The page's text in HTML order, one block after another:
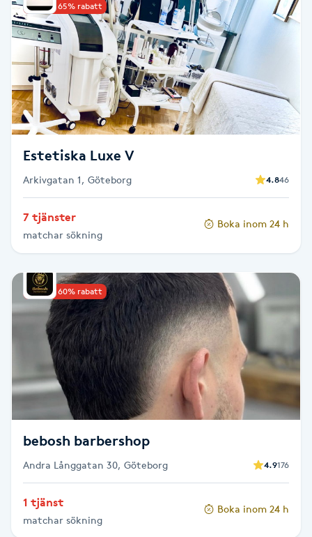
Brynformning
Brynfärgning
Brynplockning
Celluliter
Coachning
Color correction
Cryoterapi
D
Damklippning
Diamantslipning
Enzympeeling
Upp till 65% rabatt
Estetiska Luxe V
Arkivgatan 1, Göteborg 4.846
7 tjänster
matchar sökning
Boka inom 24 h
Upp till 60% rabatt
bebosh barbershop
Andra Långgatan 30, Göteborg 4.9176
1 tjänst
matchar sökning
Boka inom 24 h